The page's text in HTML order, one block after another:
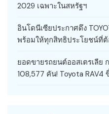
2029 เฉพาะในสหรัฐฯ
อินโดนีเซียประกาศดึง
พร้อมให้ทุกสิทธิประโยชน์ที่ต้
ยอดขายรถยนต์ออสเตรเลีย
108,577 คัน! Toyota RAV4